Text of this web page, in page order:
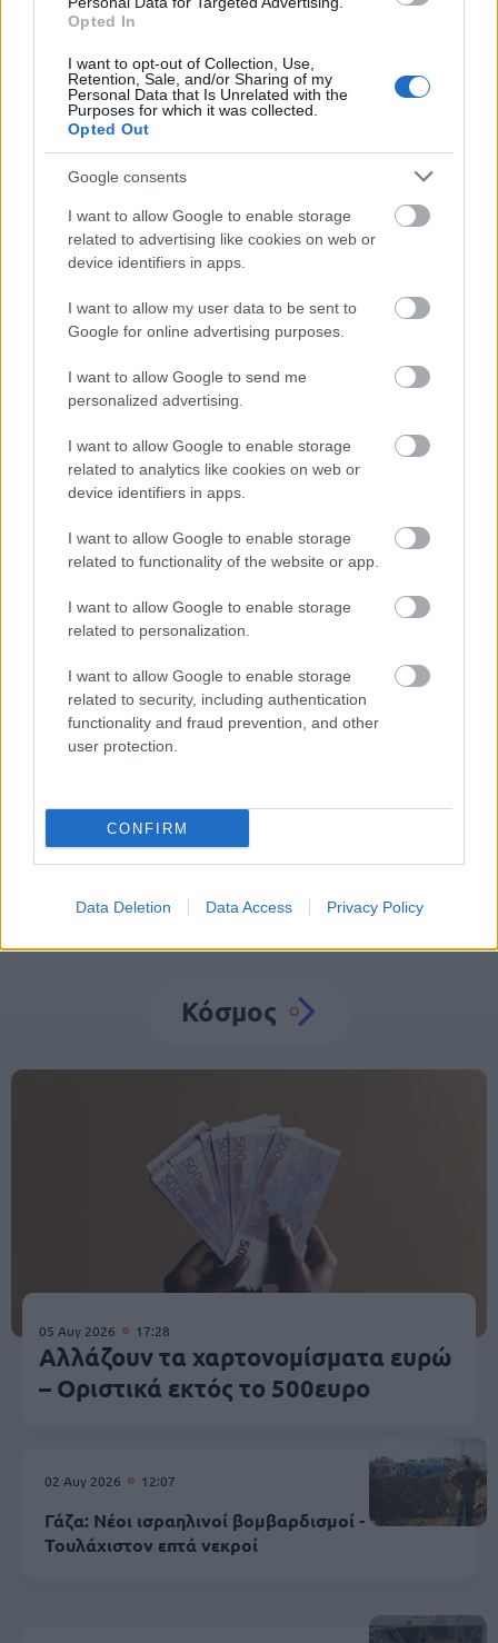
Opted In
I want to opt-out of Collection, Use,
Retention, Sale, and/or Sharing of my
Personal Data that Is Unrelated with the
Purposes for which it was collected.
Opted Out
Google consents
I want to allow Google to enable storage
related to advertising like cookies on web or
device identifiers in apps.
I want to allow my user data to be sent to
Google for online advertising purposes.
I want to allow Google to send me
personalized advertising.
I want to allow Google to enable storage
related to analytics like cookies on web or
device identifiers in apps.
I want to allow Google to enable storage
related to functionality of the website or app.
I want to allow Google to enable storage
related to personalization.
I want to allow Google to enable storage
related to security, including authentication
functionality and fraud prevention, and other
user protection.
CONFIRM
Data Deletion Data Access Privacy Policy
Δημοφιλείς Ειδήσεις
Πυροσβεστική Σχολή: Νέος
κανονισμός για δόκιμους – Τι αλλάζει
σε διαμονή, σίτιση και πρακτική
εκπαίδευση
ΔΥΠΑ: Ευκαιρία συνταξιοδότησης για
8.000 ανέργους άνω των 55 ετών –
ΥΠΕΣ: Προγραμματισμός προσλήψεων
2027 - Παρατείνεται το Β' Στάδιο
30.000 ονόματα στην α' φάση
Κόσμος
05 Αυγ 2026 17:28
Αλλάζουν τα χαρτονομίσματα ευρώ
– Οριστικά εκτός το 500ευρο
02 Αυγ 2026 12:07
Γάζα: Νέοι ισραηλινοί βομβαρδισμοί -
Τουλάχιστον επτά νεκροί